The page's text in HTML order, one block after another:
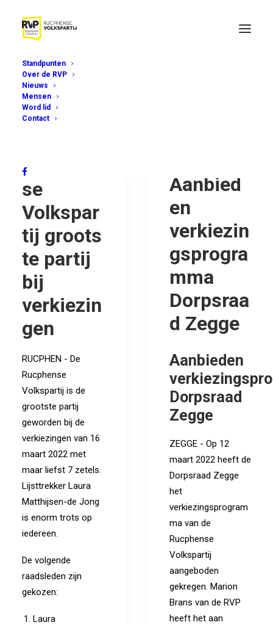
Standpunten
Over de RVP
Nieuws
Mensen
Word lid
Contact
Rucphen
se
Volkspar
tij groots
te partij
bij
verkiezin
gen
RUCPHEN - De
Rucphense
Volkspartij is de
grootste partij
geworden bij de
verkiezingen van 16
maart 2022 met
maar liefst 7 zetels.
Lijsttrekker Laura
Matthijsen-de Jong
is enorm trots op
iedereen.
De volgende
raadsleden zijn
gekozen:
Laura
Aanbied
en
verkiezin
gsprogra
mma
Dorpsraa
d Zegge
Aanbieden
Dorpsraad
Zegge
ZEGGE - Op 12
maart 2022 heeft de
Dorpsraad Zegge
het
verkiezingsprogram
ma van de
Rucphense
Volkspartij
aangeboden
gekregen. Marion
Brans van de RVP
heeft het aan